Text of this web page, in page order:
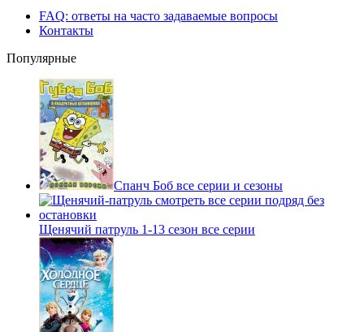
FAQ: ответы на часто задаваемые вопросы
Контакты
Популярные
Спанч Боб все серии и сезоны
Щенячий патруль 1-13 сезон все серии